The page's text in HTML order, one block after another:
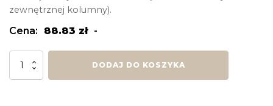
zewnętrznej kolumny).
Cena: 88.83 zł -
ilość
DODAJ DO KOSZYKA